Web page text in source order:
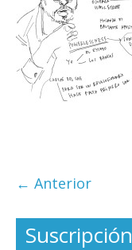
← Anterior
Suscripción